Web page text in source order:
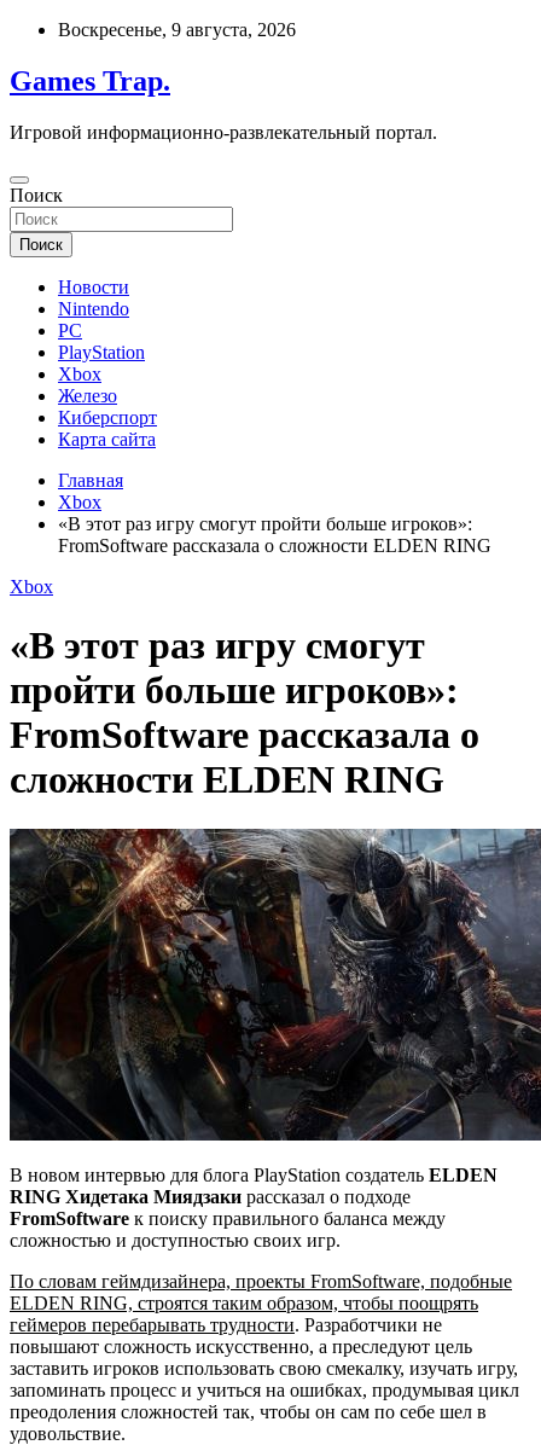
Перейти
содержимому
Воскресенье, 9 августа, 2026
Games Trap.
Игровой информационно-развлекательный портал.
Поиск
Поиск
Новости
Nintendo
PC
PlayStation
Xbox
Железо
Киберспорт
Карта сайта
Главная
Xbox
«В этот раз игру смогут пройти больше игроков»:
FromSoftware рассказала о сложности ELDEN RING
Xbox
«В этот раз игру смогут
пройти больше игроков»:
FromSoftware рассказала о
сложности ELDEN RING
В новом интервью для блога PlayStation создатель ELDEN
RING Хидетака Миядзаки рассказал о подходе
FromSoftware к поиску правильного баланса между
сложностью и доступностью своих игр.
По словам геймдизайнера, проекты FromSoftware, подобные
ELDEN RING, строятся таким образом, чтобы поощрять
геймеров перебарывать трудности. Разработчики не
повышают сложность искусственно, а преследуют цель
заставить игроков использовать свою смекалку, изучать игру,
запоминать процесс и учиться на ошибках, продумывая цикл
преодоления сложностей так, чтобы он сам по себе шел в
удовольствие.